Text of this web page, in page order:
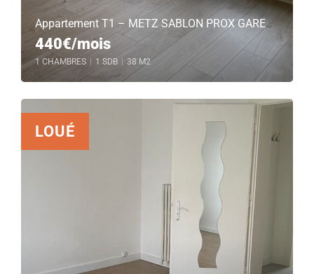
Appartement T1 – METZ SABLON PROX GARE
440€/mois
1 CHAMBRES 1 SDB 38 M2
LOUÉ